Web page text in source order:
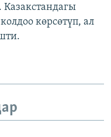
көрсөтүп, ал